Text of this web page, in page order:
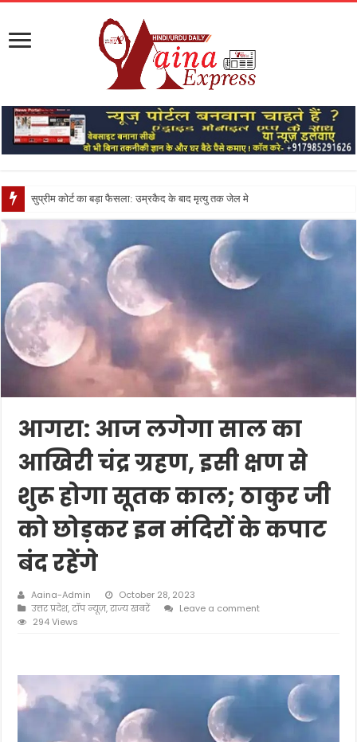
सुप्रीम कोर्ट का बड़ा फैसला: उम्रकैद के बाद मृत्यु तक जेल में रखने की सजा संविधान क
आगरा: आज लगेगा साल का
आखिरी चंद्र ग्रहण, इसी क्षण से
शुरू होगा सूतक काल; ठाकुर जी
को छोड़कर इन मंदिरों के कपाट
बंद रहेंगे
Aaina-Admin
October 28, 2023
उत्तर प्रदेश,टॉप न्यूज़,राज्य खबरें
Leave a comment
294 Views